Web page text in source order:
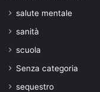
salute mentale
sanità
scuola
Senza categoria
sequestro